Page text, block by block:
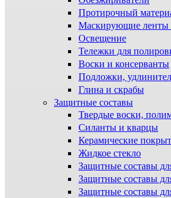
Протирочный
Маскирующие ленты
Освещение
Тележки для
Воски и консерванты
Подложки,
Глина и скрабы
Защитные составы
Твердые воски,
Силанты и кварцы
Керамические
Жидкое стекло
Защитные составы
Защитные составы
Защитные составы